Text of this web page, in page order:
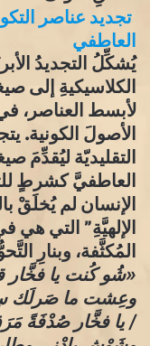
​تجديد عناصر
العاطفي
​يُشكِّلُ التجديدُ
الكلاسيكيةِ إلى
لأبسط
الأصولَ الكونية.
التقليديّة ليُقدِّمَ
العاطفيَّ كشرطٍ
الإنسان لم يُخلَقْ
الإلهيَّةِ” التي
المُكثَّفة، وبنارِ
«شُو كُنت يا فخَّار
وعِشت ما صَرلَك
/ يا فخَّار صُدْفَةً